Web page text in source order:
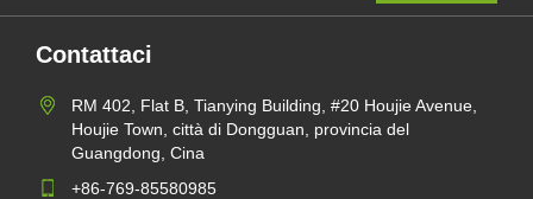
Contattaci
RM 402, Flat B, Tianying Building, #20 Houjie Avenue,
Houjie Town, città di Dongguan, provincia del
Guangdong, Cina
+86-769-85580985